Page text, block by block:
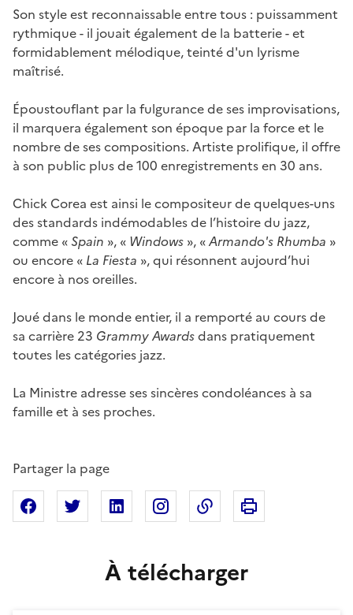
Son style est reconnaissable entre tous : puissamment
rythmique - il jouait également de la batterie - et
formidablement mélodique, teinté d'un lyrisme
maîtrisé.
Époustouflant par la fulgurance de ses improvisations,
il marquera également son époque par la force et le
nombre de ses compositions. Artiste prolifique, il offre
à son public plus de 100 enregistrements en 30 ans.
Chick Corea est ainsi le compositeur de quelques-uns
des standards indémodables de l’histoire du jazz,
comme « Spain », « Windows », «Armando's Rhumba »
ou encore « La Fiesta », qui résonnent aujourd’hui
encore à nos oreilles.
Joué dans le monde entier, il a remporté au cours de
sa carrière 23 Grammy Awardsdans pratiquement
toutes les catégories jazz.
La Ministre adresse ses sincères condoléances à sa
famille et à ses proches.
Partager la page
Partager sur Facebook
Partager sur XPartager sur Linkedin
Partager sur Instagram
Copier dans le
Imprimer cette
À télécharger